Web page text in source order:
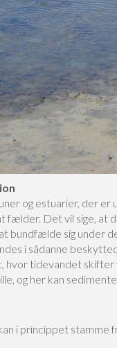
og estuarier, der
fælder. Det vil sige, at
bundfælde sig under
i sådanne
hvor tidevandet skifter
og her kan
i princippet stamme